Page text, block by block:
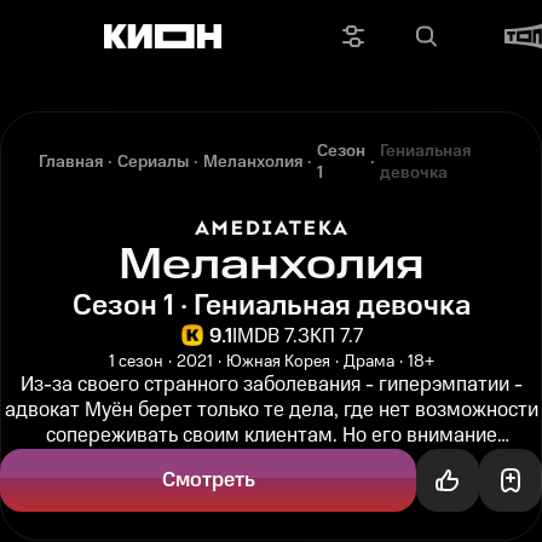
Главная Сериалы Меланхолия Сезон
1
Гениальная
девочка
Меланхолия
Сезон 1 · Гениальная девочка
9.1IMDB 7.3КП 7.7
1 сезон 2021 Южная Корея Драма 18+
Из-за своего странного заболевания - гиперэмпатии -
адвокат Муён берет только те дела, где нет возможности
сопереживать своим клиентам. Но его внимание
Смотреть